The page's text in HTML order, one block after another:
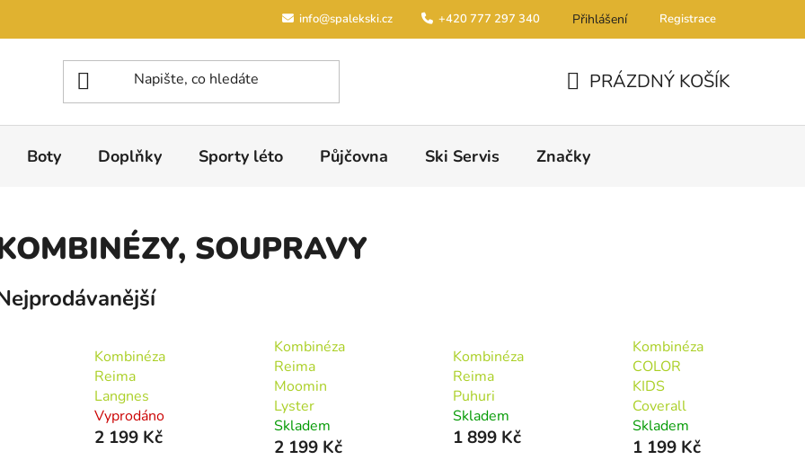
info@spalekski.cz +420 777 297 340 Přihlášení Registrace
PRÁZDNÝ KOŠÍK
Boty Doplňky Sporty léto Půjčovna Ski Servis Značky
SOUPRAVY
Kombinéza
Reima
Langnes
Vyprodáno
2 199 Kč
Kombinéza
Reima
Moomin
Lyster
Skladem
2 199 Kč
Kombinéza
Reima
Puhuri
Skladem
1 899 Kč
Kombinéza
COLOR
KIDS
Coverall
Skladem
1 199 Kč